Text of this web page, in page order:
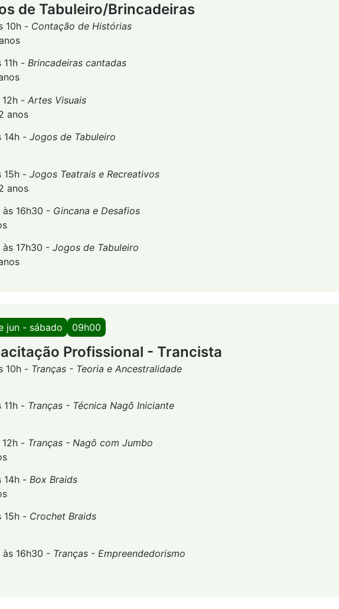
de Tabuleiro/Brincadeiras
10h - Contação de Histórias
11h - Brincadeiras cantadas
12h - Artes Visuais
anos
14h - Jogos de Tabuleiro
15h - Jogos Teatrais e Recreativos
anos
às 16h30 - Gincana e Desafios
às 17h30 - Jogos de Tabuleiro
jun - sábado 09h00
Profissional - Trancista
10h - Tranças - Teoria e Ancestralidade
11h - Tranças - Técnica Nagô Iniciante
12h - Tranças - Nagô com Jumbo
14h - Box Braids
15h - Crochet Braids
às 16h30 - Tranças - Empreendedorismo